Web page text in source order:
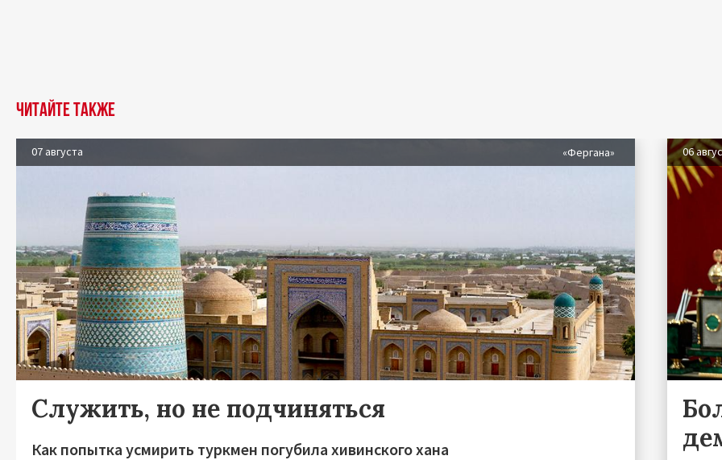
Читайте также
07 августа «Фергана»
Служить, но не подчиняться
Как попытка усмирить туркмен погубила хивинского хана
06